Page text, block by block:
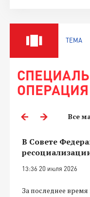
ТЕМА
Все
В Совете
13:36 20 июля 2026
За последнее время